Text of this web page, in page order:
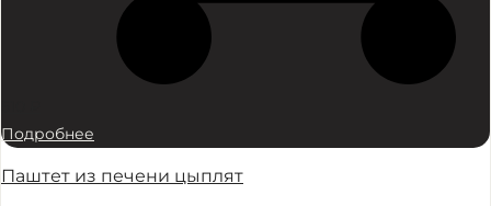
Подробнее
Паштет из печени цыплят